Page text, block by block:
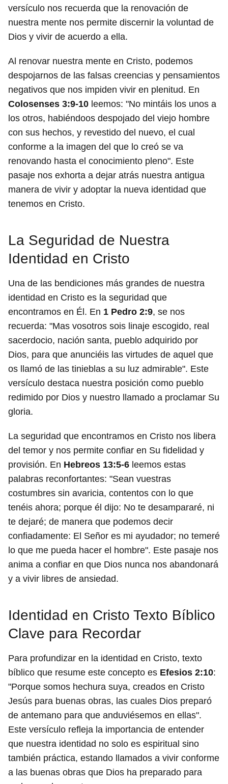
versículo nos recuerda que la renovación de
nuestra mente nos permite discernir la voluntad de
Dios y vivir de acuerdo a ella.
Al renovar nuestra mente en Cristo, podemos
despojarnos de las falsas creencias y pensamientos
negativos que nos impiden vivir en plenitud. En
Colosenses 3:9-10 leemos: "No mintáis los unos a
los otros, habiéndoos despojado del viejo hombre
con sus hechos, y revestido del nuevo, el cual
conforme a la imagen del que lo creó se va
renovando hasta el conocimiento pleno". Este
pasaje nos exhorta a dejar atrás nuestra antigua
manera de vivir y adoptar la nueva identidad que
tenemos en Cristo.
La Seguridad de Nuestra
Identidad en Cristo
Una de las bendiciones más grandes de nuestra
identidad en Cristo es la seguridad que
encontramos en Él. En 1 Pedro 2:9, se nos
recuerda: "Mas vosotros sois linaje escogido, real
sacerdocio, nación santa, pueblo adquirido por
Dios, para que anunciéis las virtudes de aquel que
os llamó de las tinieblas a su luz admirable". Este
versículo destaca nuestra posición como pueblo
redimido por Dios y nuestro llamado a proclamar Su
gloria.
La seguridad que encontramos en Cristo nos libera
del temor y nos permite confiar en Su fidelidad y
provisión. En Hebreos 13:5-6 leemos estas
palabras reconfortantes: "Sean vuestras
costumbres sin avaricia, contentos con lo que
tenéis ahora; porque él dijo: No te desampararé, ni
te dejaré; de manera que podemos decir
confiadamente: El Señor es mi ayudador; no temeré
lo que me pueda hacer el hombre". Este pasaje nos
anima a confiar en que Dios nunca nos abandonará
y a vivir libres de ansiedad.
Identidad en Cristo Texto Bíblico
Clave para Recordar
Para profundizar en la identidad en Cristo, texto
bíblico que resume este concepto es Efesios 2:10:
"Porque somos hechura suya, creados en Cristo
Jesús para buenas obras, las cuales Dios preparó
de antemano para que anduviésemos en ellas".
Este versículo refleja la importancia de entender
que nuestra identidad no solo es espiritual sino
también práctica, estando llamados a vivir conforme
a las buenas obras que Dios ha preparado para